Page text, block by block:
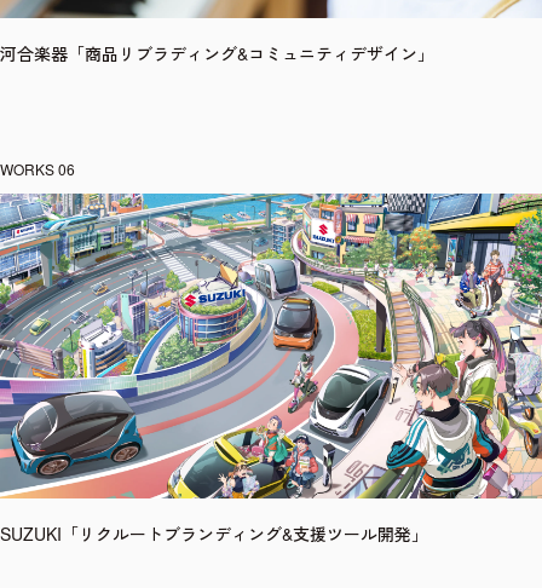
河合楽器「商品リブラディング&コミュニティデザイン」
SUZUKI「リクルートブランディング&支援ツール開発」